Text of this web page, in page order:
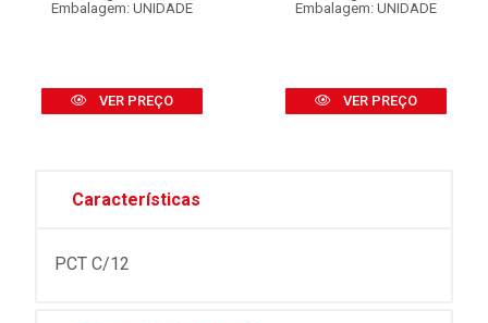
Embalagem: UNIDADE
VER PREÇO
Embalagem: UNIDADE
VER PREÇO
Características
PCT C/12